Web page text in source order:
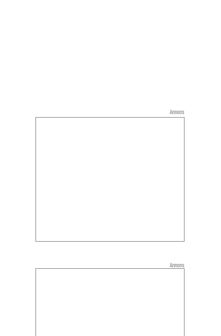
Annons
Annons